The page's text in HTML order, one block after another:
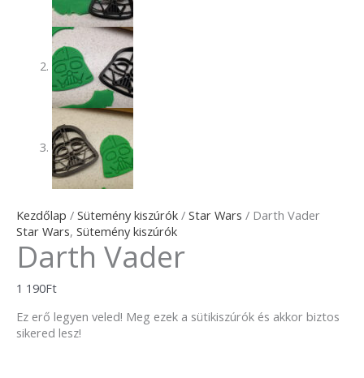
Kezdőlap / Sütemény kiszúrók / Star Wars / Darth Vader
Star Wars, Sütemény kiszúrók
Darth Vader
1 190Ft
Ez erő legyen veled! Meg ezek a sütikiszúrók és akkor biztos
sikered lesz!